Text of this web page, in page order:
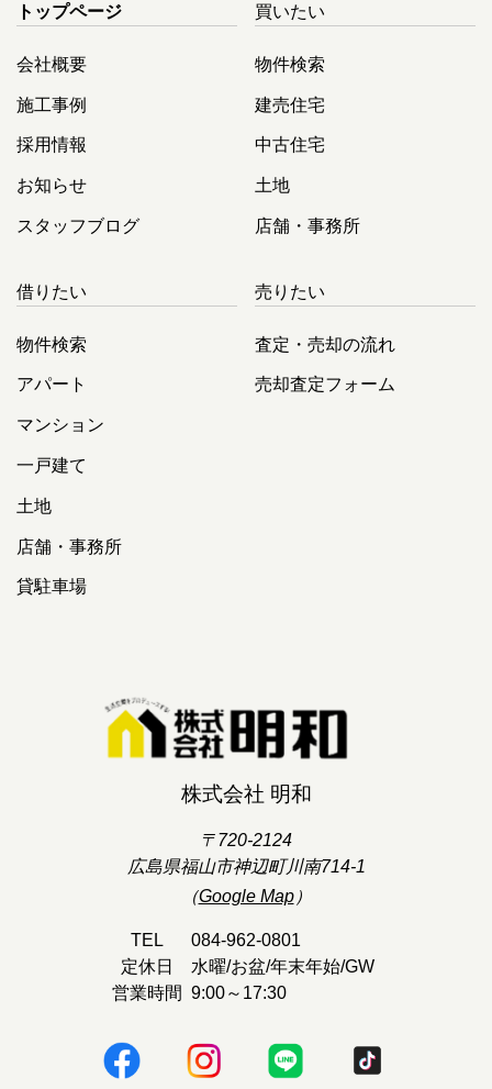
トップページ
会社概要
施工事例
採用情報
お知らせ
スタッフブログ
買いたい
物件検索
建売住宅
中古住宅
土地
店舗・事務所
借りたい
物件検索
アパート
マンション
一戸建て
土地
店舗・事務所
貸駐車場
売りたい
査定・売却の流れ
売却査定フォーム
株式会社 明和
〒720-2124
広島県福山市神辺町川南714-1
（Google Map）
TEL
084-962-0801
定休日
水曜/お盆/年末年始/GW
営業時間 9:00～17:30